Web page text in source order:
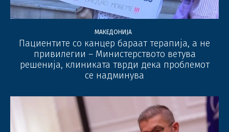
МАКЕДОНИЈА
Пациентите со канцер бараат терапија, а не
привилегии – Министерството ветува
решенија, клиниката тврди дека проблемот
се надминува